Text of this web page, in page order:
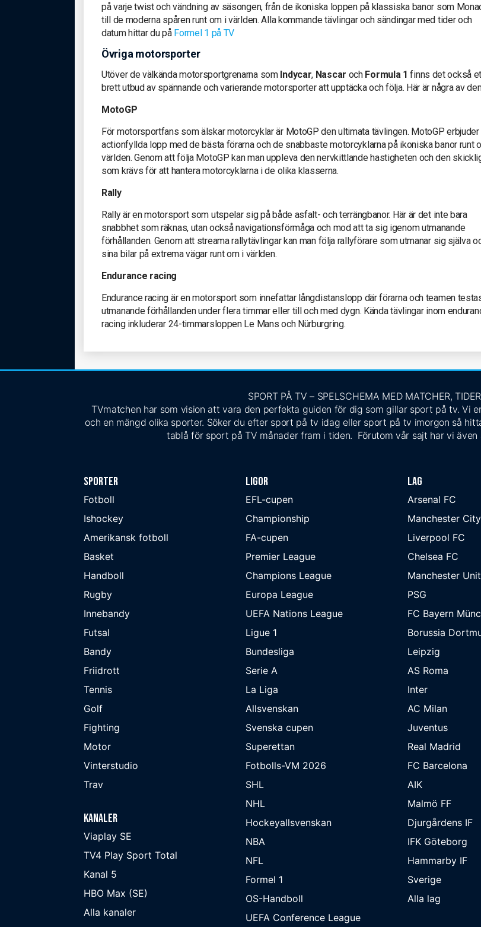
på varje twist och vändning av säsongen, från de ikoniska loppen på klassiska banor som
till de moderna spåren runt om i världen. Alla kommande tävlingar och sändingar med tider och
datum hittar du på Formel 1 på TV
Övriga motorsporter
Utöver de välkända motorsportgrenarna som Indycar, Nascar och Formula 1 finns det också
brett utbud av spännande och varierande motorsporter att upptäcka och följa. Här är några av
MotoGP
För motorsportfans som älskar motorcyklar är MotoGP den ultimata tävlingen. MotoGP erbjuder
actionfyllda lopp med de bästa förarna och de snabbaste motorcyklarna på ikoniska banor runt
världen. Genom att följa MotoGP kan man uppleva den nervkittlande hastigheten och den
som krävs för att hantera motorcyklarna i de olika klasserna.
Rally
Rally är en motorsport som utspelar sig på både asfalt- och terrängbanor. Här är det inte bara
snabbhet som räknas, utan också navigationsförmåga och mod att ta sig igenom utmanande
förhållanden. Genom att streama rallytävlingar kan man följa rallyförare som utmanar sig själva
sina bilar på extrema vägar runt om i världen.
Endurance racing
Endurance racing är en motorsport som innefattar långdistanslopp där förarna och teamen
utmanande förhållanden under flera timmar eller till och med dygn. Kända tävlingar inom
racing inkluderar 24-timmarsloppen Le Mans och Nürburgring.
SPORT PÅ TV – SPELSCHEMA MED MATCHER,
TVmatchen har som vision att vara den perfekta guiden för dig som gillar sport på tv. Vi
och en mängd olika sporter. Söker du efter sport på tv idag eller sport på tv imorgon så
tablå för sport på TV månader fram i tiden. Förutom vår sajt har vi även
Sporter
Fotboll
Ishockey
Amerikansk fotboll
Basket
Handboll
Rugby
Innebandy
Futsal
Bandy
Friidrott
Tennis
Golf
Fighting
Motor
Vinterstudio
Trav
Kanaler
Viaplay SE
TV4 Play Sport Total
Kanal 5
HBO Max (SE)
Alla kanaler
Ligor
EFL-cupen
Championship
FA-cupen
Premier League
Champions League
Europa League
UEFA Nations League
Ligue 1
Bundesliga
Serie A
La Liga
Allsvenskan
Svenska cupen
Superettan
Fotbolls-VM 2026
SHL
NHL
Hockeyallsvenskan
NBA
NFL
Formel 1
OS-Handboll
UEFA Conference League
Lag
Arsenal FC
Manchester City
Liverpool FC
Chelsea FC
Manchester
PSG
FC Bayern
Borussia
Leipzig
AS Roma
Inter
AC Milan
Juventus
Real Madrid
FC Barcelona
AIK
Malmö FF
Djurgårdens IF
IFK Göteborg
Hammarby IF
Sverige
Alla lag